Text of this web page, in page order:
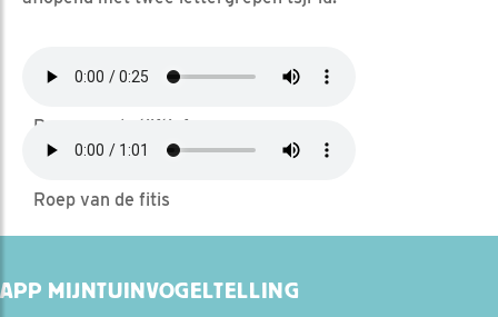
Roep van de tjiftjaf
Roep van de fitis
MIJNTUINVOGELTELLING